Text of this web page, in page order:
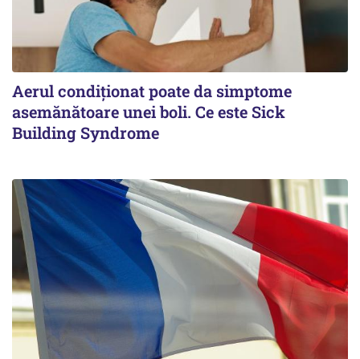
Aerul condiționat poate da simptome
asemănătoare unei boli. Ce este Sick
Building Syndrome